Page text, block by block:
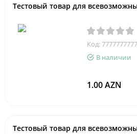
Тестовый товар для
Код: 7777777777
В наличии
1.00 AZN
Тестовый товар для